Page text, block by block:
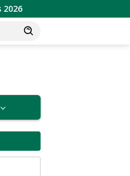
Katalog Promo JSM Alfamart